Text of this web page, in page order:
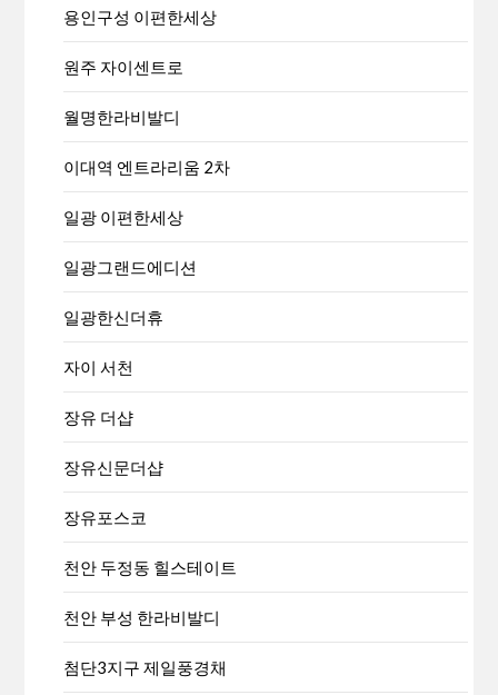
용인구성 이편한세상
원주 자이센트로
월명한라비발디
이대역 엔트라리움 2차
일광 이편한세상
일광그랜드에디션
일광한신더휴
자이 서천
장유 더샵
장유신문더샵
장유포스코
천안 두정동 힐스테이트
천안 부성 한라비발디
첨단3지구 제일풍경채